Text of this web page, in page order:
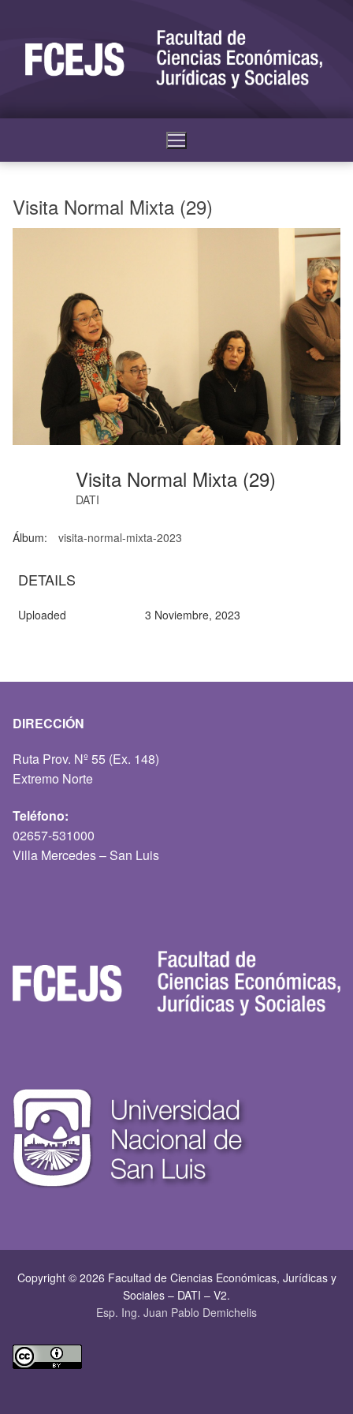
Visita Normal Mixta (29)
Visita Normal Mixta (29)
DATI
Álbum: visita-normal-mixta-2023
DETAILS
Uploaded 3 Noviembre, 2023
DIRECCIÓN
Ruta Prov. Nº 55 (Ex. 148)
Extremo Norte
Teléfono:
02657-531000
Villa Mercedes – San Luis
Copyright © 2026 Facultad de Ciencias Económicas, Jurí­dicas y
Sociales – DATI – V2.
Esp. Ing. Juan Pablo Demichelis